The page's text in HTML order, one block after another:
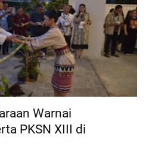
Warnai
PKSN XIII di